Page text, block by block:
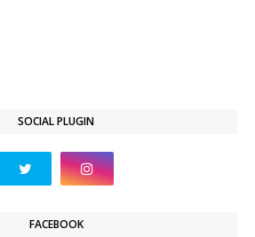
SOCIAL PLUGIN
FACEBOOK